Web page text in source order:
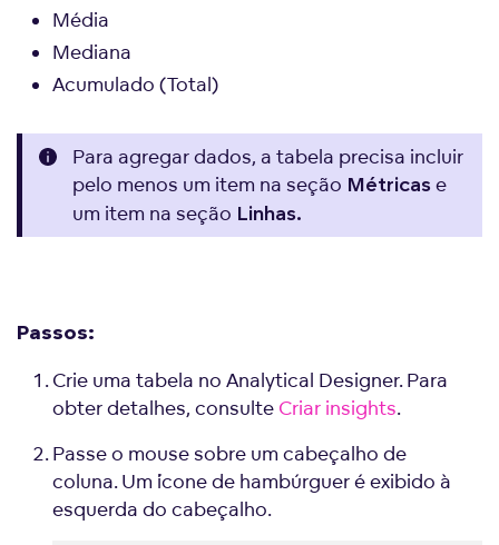
Média
Mediana
Acumulado (Total)
Para agregar dados, a tabela precisa incluir
pelo menos um item na seção Métricas e
um item na seção Linhas.
Passos:
Crie uma tabela no Analytical Designer. Para
obter detalhes, consulte Criar insights.
Passe o mouse sobre um cabeçalho de
coluna. Um ícone de hambúrguer é exibido à
esquerda do cabeçalho.